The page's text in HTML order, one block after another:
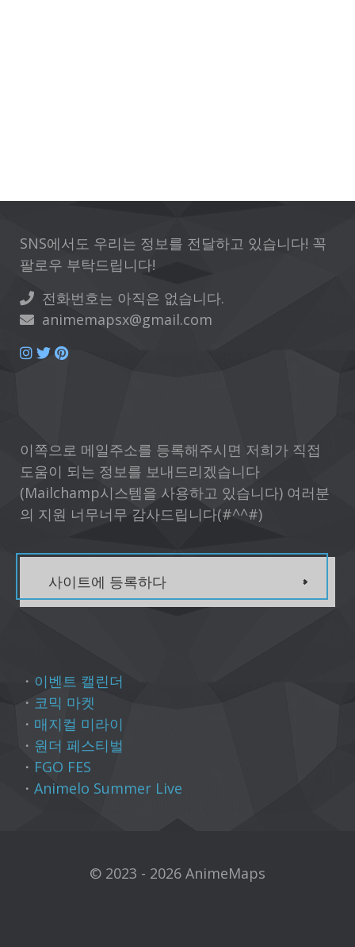
SNS에서도 우리는 정보를 전달하고 있습니다! 꼭
팔로우 부탁드립니다!
전화번호는 아직은 없습니다.
animemapsx@gmail.com
이쪽으로 메일주소를 등록해주시면 저희가 직접
도움이 되는 정보를 보내드리겠습니다
(Mailchamp시스템을 사용하고 있습니다) 여러분
의 지원 너무너무 감사드립니다(#^^#)
사이트에 등록하다
・ 이벤트 캘린더
・ 코믹 마켓
・ 매지컬 미라이
・ 원더 페스티벌
・ FGO FES
・ Animelo Summer Live
© 2023 - 2026 AnimeMaps